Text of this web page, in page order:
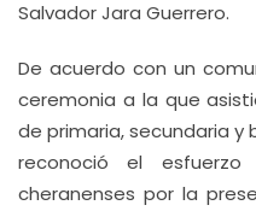
Salvador Jara Guerrero.
De acuerdo con un
ceremonia a la que
de primaria, secundaria
reconoció el
cheranenses por la